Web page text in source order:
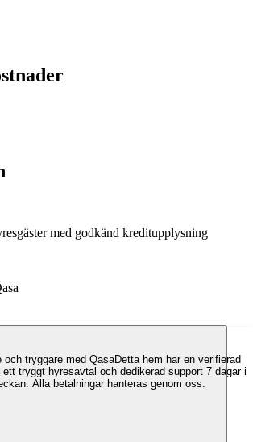
med godkänd kreditupplysning
och tryggare med QasaDetta hem har en verifierad
ett tryggt hyresavtal och dedikerad support 7 dagar i
Alla betalningar hanteras genom oss.